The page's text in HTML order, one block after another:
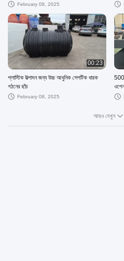
February 08, 2025
00:23
প্লাস্টিক উত্পাদন জন্য উচ্চ আধুনিক সেপটিক ধারক
গঠনের ছাঁচ
February 08, 2025
আরও দেখুন